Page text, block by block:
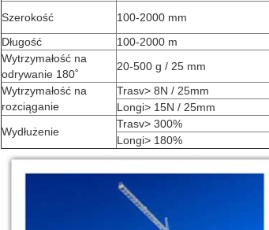
Szerokość
100-2000 mm
Długość
100-2000 m
Wytrzymałość na
odrywanie 180˚
20-500 g / 25 mm
Wytrzymałość na
rozciąganie
Trasv> 8N / 25mm
Longi> 15N / 25mm
Wydłużenie
Trasv> 300%
Longi> 180%